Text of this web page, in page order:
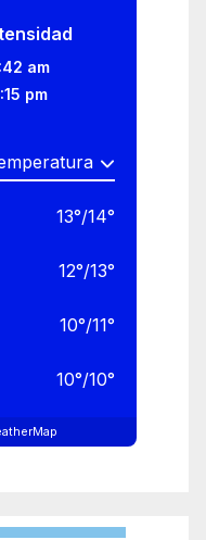
am
pm
13°/14°
12°/13°
10°/11°
10°/10°